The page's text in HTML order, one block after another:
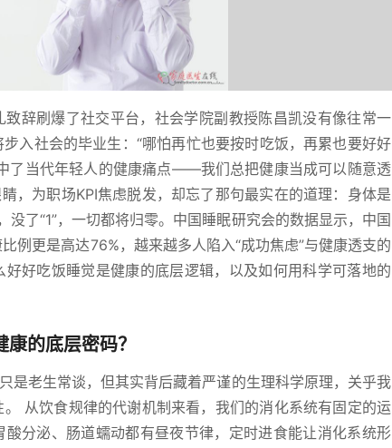
辞刷爆了社交平台，社会学院副教授陈昌凯没有像往常一
入社会的毕业生：“哪怕再忙也要按时吃饭，再累也要好好
了当代年轻人的健康痛点——我们总把健康当成可以随意透
，为职场KPI焦虑脱发，却忘了那句最实在的道理：身体是
没了“1”，一切都将归零。中国睡眠研究会的数据显示，中国
例更是高达76%，越来越多人陷入“成功焦虑”与健康透支的
好吃饭睡觉是健康的底层逻辑，以及如何用科学可落地的
的底层密码？
是老生常谈，但其实背后藏着严谨的生理科学原理，关乎我
从饮食规律的代谢机制来看，我们的消化系统有固定的运
分泌、肠道蠕动都有昼夜节律，定时进食能让消化系统形